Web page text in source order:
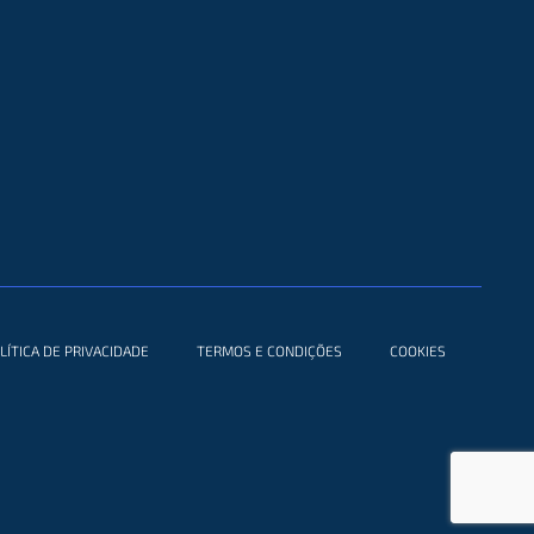
DE PRIVACIDADE TERMOS E CONDIÇÕES COOKIES